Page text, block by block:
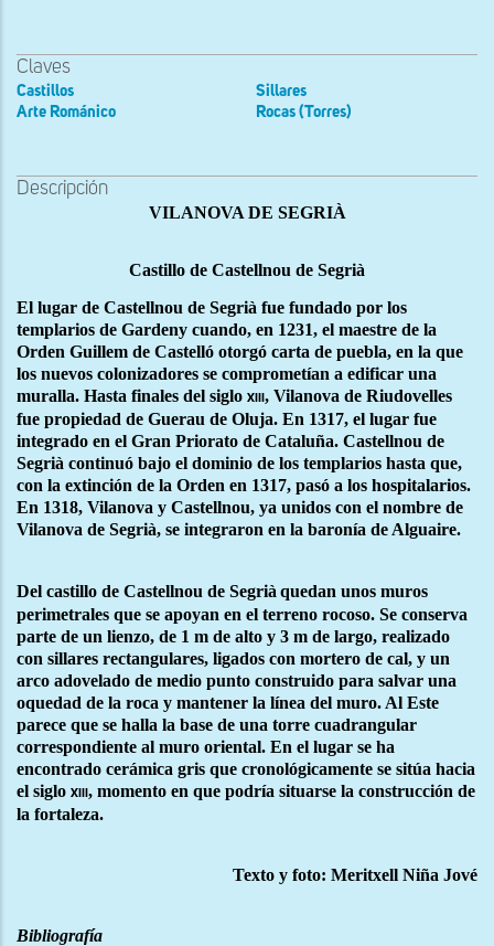
Claves
Castillos
Arte Románico
Sillares
Rocas (Torres)
Descripción
VILANOVA DE SEGRIÀ
Castillo de Castellnou de Segrià
El lugar de Castellnou de Segrià fue fundado por los
templarios de Gardeny cuando, en 1231, el maestre de la
Orden Guillem de Castelló otorgó carta de puebla, en la que
los nuevos colonizadores se comprometían a edificar una
muralla. Hasta finales del siglo xiii, Vilanova de Riudovelles
fue propiedad de Guerau de Oluja. En 1317, el lugar fue
integrado en el Gran Priorato de Cataluña. Castellnou de
Segrià continuó bajo el dominio de los templarios hasta que,
con la extinción de la Orden en 1317, pasó a los hospitalarios.
En 1318, Vilanova y Castellnou, ya unidos con el nombre de
Vilanova de Segrià, se integraron en la baronía de Alguaire.
Del castillo de Castellnou de Segrià quedan unos muros
perimetrales que se apoyan en el terreno rocoso. Se conserva
parte de un lienzo, de 1 m de alto y 3 m de largo, realizado
con sillares rectangulares, ligados con mortero de cal, y un
arco adovelado de medio punto construido para salvar una
oquedad de la roca y mantener la línea del muro. Al Este
parece que se halla la base de una torre cuadrangular
correspondiente al muro oriental. En el lugar se ha
encontrado cerámica gris que cronológicamente se sitúa hacia
el siglo xiii, momento en que podría situarse la construcción de
la fortaleza.
Texto y foto: Meritxell Niña Jové
Bibliografía